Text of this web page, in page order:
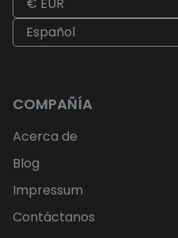
Español
COMPAÑÍA
Acerca de
Blog
Impressum
Contáctanos